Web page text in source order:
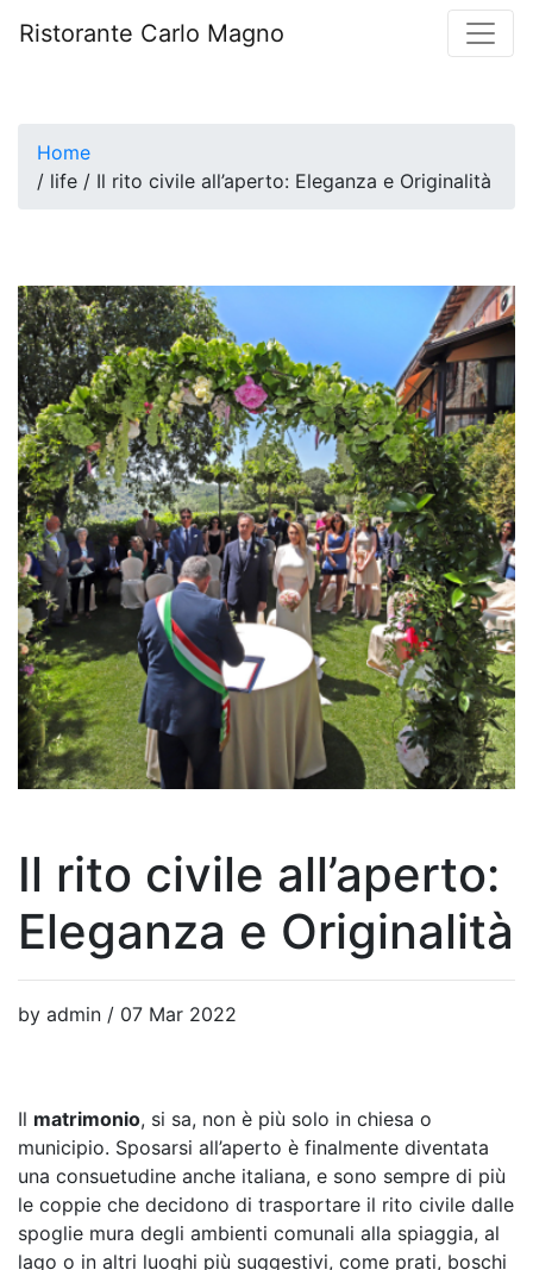
Ristorante Carlo Magno
Home
/ life / Il rito civile all’aperto: Eleganza e Originalità
Il rito civile all’aperto:
Eleganza e Originalità
by admin / 07 Mar 2022
Il matrimonio, si sa, non è più solo in chiesa o
municipio. Sposarsi all’aperto è finalmente diventata
una consuetudine anche italiana, e sono sempre di più
le coppie che decidono di trasportare il rito civile dalle
spoglie mura degli ambienti comunali alla spiaggia, al
lago o in altri luoghi più suggestivi, come prati, boschi